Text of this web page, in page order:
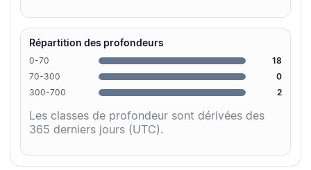
Répartition des profondeurs
0-70
18
70-300
0
300-700
2
Les classes de profondeur sont dérivées des
365 derniers jours (UTC).